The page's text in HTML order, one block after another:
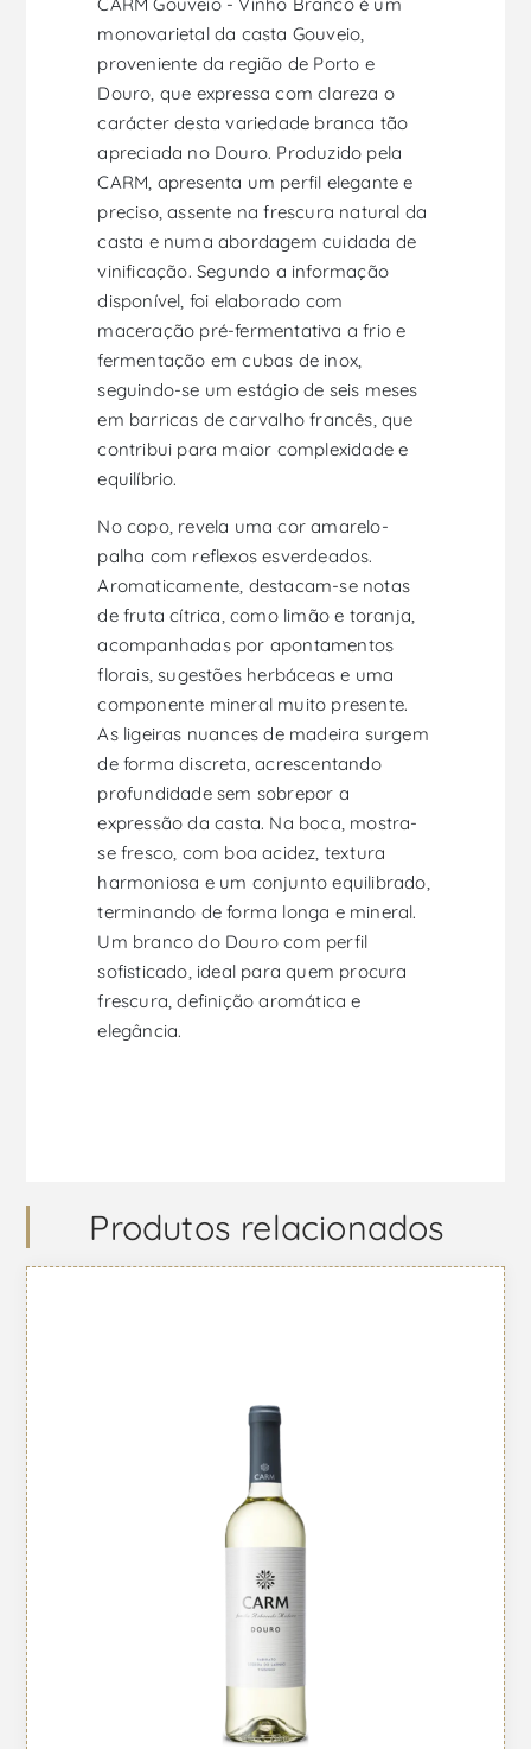
monovarietal da casta Gouveio,
proveniente da região de Porto e
Douro, que expressa com clareza o
carácter desta variedade branca tão
apreciada no Douro. Produzido pela
CARM, apresenta um perfil elegante e
preciso, assente na frescura natural da
casta e numa abordagem cuidada de
vinificação. Segundo a informação
disponível, foi elaborado com
maceração pré-fermentativa a frio e
fermentação em cubas de inox,
seguindo-se um estágio de seis meses
em barricas de carvalho francês, que
contribui para maior complexidade e
equilíbrio.
No copo, revela uma cor amarelo-
palha com reflexos esverdeados.
Aromaticamente, destacam-se notas
de fruta cítrica, como limão e toranja,
acompanhadas por apontamentos
florais, sugestões herbáceas e uma
componente mineral muito presente.
As ligeiras nuances de madeira surgem
de forma discreta, acrescentando
profundidade sem sobrepor a
expressão da casta. Na boca, mostra-
se fresco, com boa acidez, textura
harmoniosa e um conjunto equilibrado,
terminando de forma longa e mineral.
Um branco do Douro com perfil
sofisticado, ideal para quem procura
frescura, definição aromática e
elegância.
Produtos relacionados